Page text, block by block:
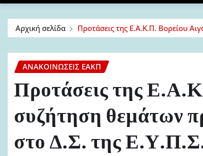
Αρχική σελίδα Προτάσεις της Ε.Α.Κ.Π. Βορείου
ΑΝΑΚΟΙΝΏΣΕΙΣ ΕΑΚΠ
Προτάσεις της
συζήτηση θεμάτων
στο Δ.Σ. της Ε.Υ.Π.Σ.